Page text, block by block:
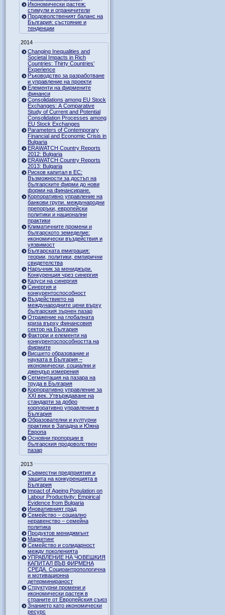
Икономически растеж:
стимули и ограничители
Продоволственият баланс на
България: състояние и
тенденции
2014
Changing Inequalities and
Societal Impacts in Rich
Countries: Thirty Countries’
Experience
Ръководство за разработване
и управление на проекти
Елементи на фирмените
финанси
Consolidations among EU Stock
Exchanges: A Comparative
Study of Current and Potential
Consolidation Processes among
EU Stock Exchanges
Parameters of Contemporary
Financial and Economic Crisis in
Bulgaria
ERAWATCH Country Reports
2012: Bulgaria
ERAWATCH Country Reports
2013: Bulgaria
Рисков капитал в ЕС:
Възможности за достъп на
българските фирми до нови
форми на финансиране.
Корпоративно управление на
банкови групи. международни
препоръки, европейски
политики и национални
практики
Климатичните промени и
българското земеделие:
икономически въздействия и
уязвимост
Българската емиграция:
теории, политики, емпирични
свидетелства
Наръчник за мениджъри.
Конкуренция чрез синергия
Казуси на синергия
Синергия и
конкурентоспособност
Въздействието на
международните цени върху
българския зърнен пазар
Отражение на глобалната
криза върху финансовия
сектор на България
Фактори и елементи на
конкурентоспособността на
фирмите
Висшето образование и
науката в България –
икономически, социални и
джендър измерения
Сегментация на пазара на
труда в България
Корпоративно управление за
XXI век. Утвърждаване на
стандарти за добро
корпоративно управление в
България
Образователни и културни
практики в Западна и Южна
Европа
Основни пропорции в
българския продоволствен
пазар
2013
Съвместни предприятия и
защита на конкуренцията в
България
Impact of Ageing Population on
Labour Productivity: Empirical
Evidence from Bulgaria
Иновативният град
Семейство – социално
неравенство – семейна
политика
Продуктов мениджмънт
Маркетинг
Семейство и солидарност
между поколенията
УПРАВЛЕНИЕ НА ЧОВЕШКИЯ
КАПИТАЛ ВЪВ ФИРМЕНА
СРЕДА. Социоантропологична
и мотивационна
детерминираност
Структурни промени и
икономически растеж в
страните от Европейския съюз
Знанието като икономически
ресурс